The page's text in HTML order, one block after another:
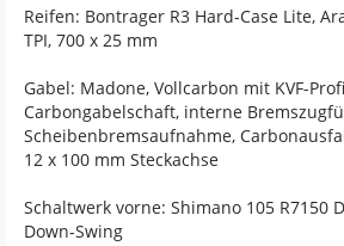
Reifen: Bontrager R3 Hard-Case Lite,
TPI, 700 x 25 mm
Gabel: Madone, Vollcarbon mit KVF-
Carbongabelschaft, interne
Scheibenbremsaufnahme,
12 x 100 mm Steckachse
Schaltwerk vorne: Shimano 105 R7150
Down-Swing